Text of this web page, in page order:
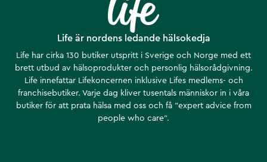
Life är nordens ledande hälsokedja
Life har cirka 130 butiker utspritt i Sverige och Norge med ett
brett utbud av hälsoprodukter och personlig hälsorådgivning.
Life innefattar Lifekoncernen inklusive Lifes medlems- och
franchisebutiker. Varje dag kliver tusentals människor in i våra
butiker för att prata hälsa med oss och få ”expert advice from
people who care”.